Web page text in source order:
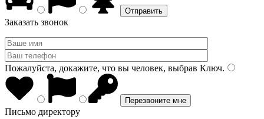
Заказать звонок
Пожалуйста, докажите, что вы человек, выбрав Ключ.
Письмо директору